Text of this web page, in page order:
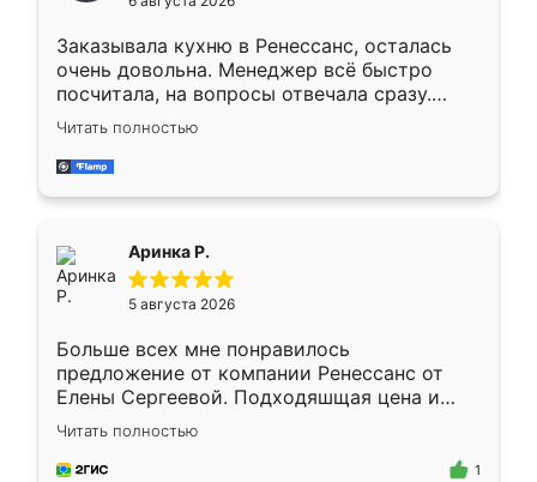
мебели буду заказывать только здесь.
Заказывала кухню в Ренессанс, осталась
очень довольна. Менеджер всё быстро
посчитала, на вопросы отвечала сразу.
Замерщик приехал в субботу, подошёл к
делу со всей ответственностью. Собрали
за день, ребята работали аккуратно, даже
Читать полностью
Аринка Р.
5 августа 2026
Больше всех мне понравилось
предложение от компании Ренессанс от
Елены Сергеевой. Подходяшщая цена и
короткие сроки изготовления. Приехавший
для замера сотрудник Владислав
предложил по моему эскизу самый
Читать полностью
1